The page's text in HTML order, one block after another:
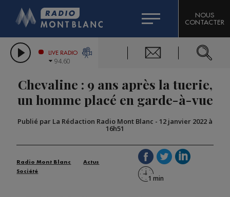
LES CHRONIQUES DE L'EXPERT
CITIZEN MACHINERY
GRAND MASSIF DOMAINES SKIABLES
BIGARD
COMPAGNIE DU MONT-BLANC
NOUS
CONTACTER
LIVE RADIO
94.60
Chevaline : 9 ans après la tuerie,
un homme placé en garde-à-vue
Publié par La Rédaction Radio Mont Blanc - 12 janvier 2022 à
16h51
Radio Mont Blanc
Actus
Société